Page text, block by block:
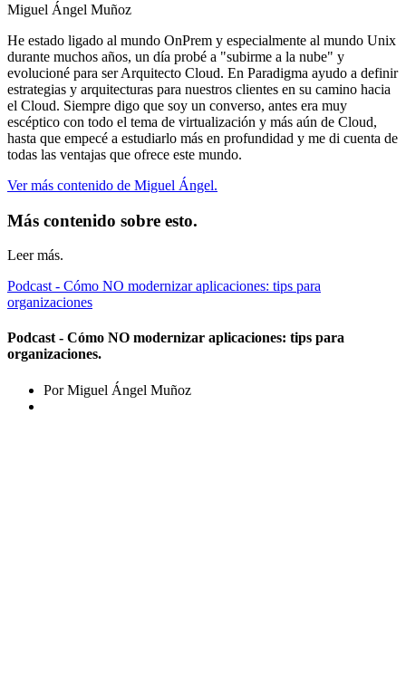
Miguel Ángel Muñoz
He estado ligado al mundo OnPrem y especialmente al mundo Unix
durante muchos años, un día probé a "subirme a la nube" y
evolucioné para ser Arquitecto Cloud. En Paradigma ayudo a definir
estrategias y arquitecturas para nuestros clientes en su camino hacia
el Cloud. Siempre digo que soy un converso, antes era muy
escéptico con todo el tema de virtualización y más aún de Cloud,
hasta que empecé a estudiarlo más en profundidad y me di cuenta de
todas las ventajas que ofrece este mundo.
Ver más contenido de Miguel Ángel.
Más contenido sobre esto.
Leer más.
Podcast - Cómo NO modernizar aplicaciones: tips para
organizaciones
Podcast - Cómo NO modernizar aplicaciones: tips para
organizaciones.
Por Miguel Ángel Muñoz